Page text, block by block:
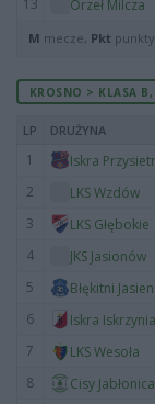
13 Orzeł Milcza
M mecze, Pkt punkty
KROSNO > KLASA
LP DRUŻYNA
1 Iskra
2
LKS Wzdów
3
LKS Głębokie
4
JKS Jasionów
5
Błękitni
6
Iskra Iskrzynia
7
LKS Wesoła
8
Cisy